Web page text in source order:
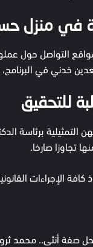
في منزل
التواصل حول
خدني في
للتحقيق
التمثيلية برئاسة
تجاوزا صارخا.
كافة الإجراءات
صفة أنثى.. محمد